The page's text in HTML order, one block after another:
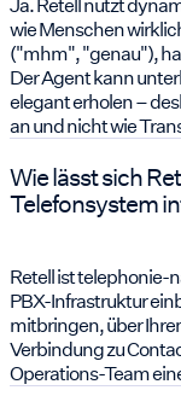
wie Menschen
("mhm", "genau"),
Der Agent kann
elegant erholen –
an und nicht wie
Wie lässt sich
Telefonsystem
Retell ist telephonie-
PBX-Infrastruktur
mitbringen, über
Verbindung zu
Operations-Team